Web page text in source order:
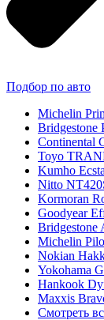
Подбор по авто
Michelin
Bridgestone
Continental
Toyo
Kumho
Nitto
Kormoran
Goodyear
Bridgestone
Michelin
Nokian
Yokohama
Hankook
Maxxis
Смотреть